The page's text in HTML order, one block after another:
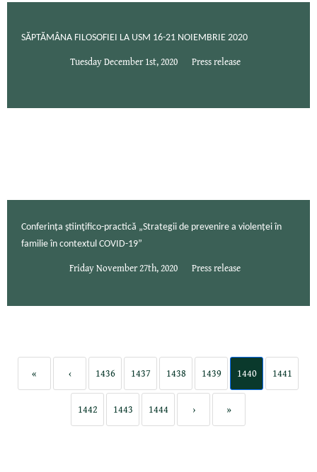
SĂPTĂMÂNA FILOSOFIEI LA USM 16-21 NOIEMBRIE 2020
Tuesday December 1st, 2020 Press release
Conferința ştiinţifico-practică „Strategii de prevenire a violenței în
familie în contextul COVID-19”
Friday November 27th, 2020 Press release
« ‹ 1436 1437 1438 1439 1440 1441
1442 1443 1444 › »